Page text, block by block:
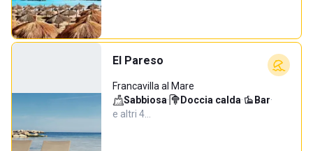
El Pareso
Francavilla al Mare
Sabbiosa· Doccia calda· Bar·
e altri 4…